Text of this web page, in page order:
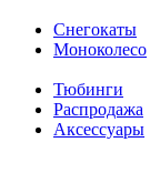
Снегокаты
Моноколесо
Тюбинги
Распродажа
Аксессуары